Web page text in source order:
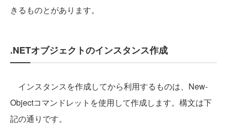
きるものとがあります。
.NETオブジェクトのインスタンス作成
インスタンスを作成してから利用するものは、New-
Objectコマンドレットを使用して作成します。構文は下
記の通りです。